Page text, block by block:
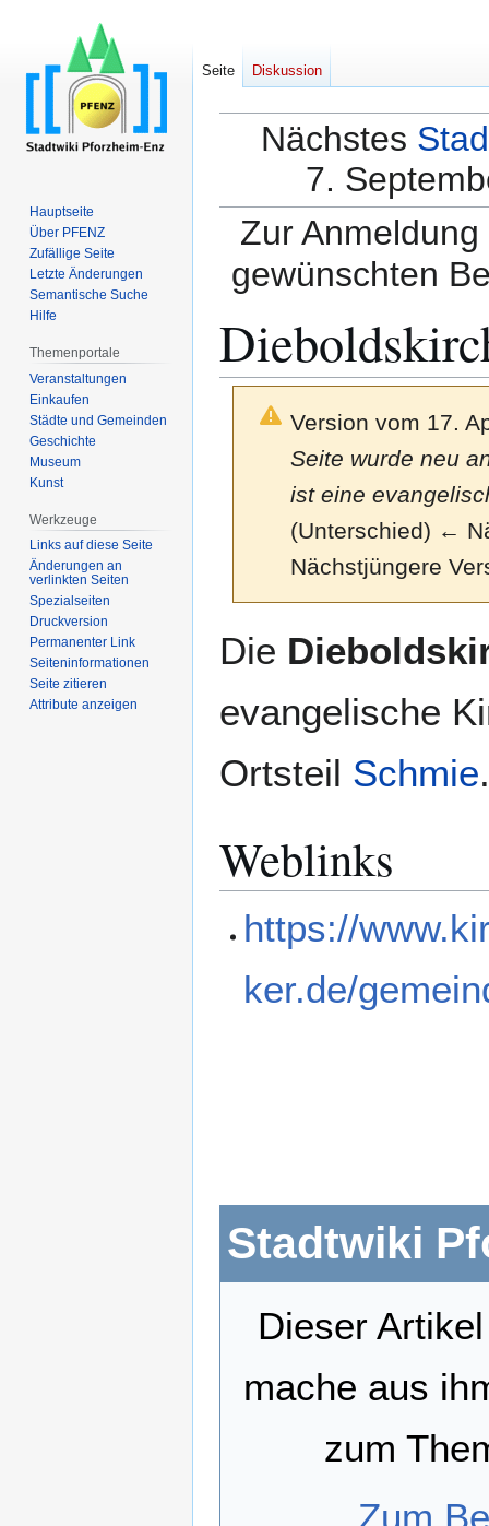
Nächstes
7.
Zur
gewünschten
Version vom 17.
Seite wurde neu
ist eine
(Unterschied) ←
Nächstjüngere
Navigation
Suche
Die
evangelische
Ortsteil Schmie.
Weblinks
https://
ker.de/
Stadtwiki
Dieser
mache aus
zum
Zum
Seite Diskussion
Hauptseite
Über PFENZ
Zufällige Seite
Letzte Änderungen
Semantische Suche
Hilfe
Themenportale
Veranstaltungen
Einkaufen
Städte und Gemeinden
Geschichte
Museum
Kunst
Werkzeuge
Links auf diese Seite
Änderungen an
verlinkten Seiten
Spezialseiten
Druckversion
Permanenter Link
Seiten­­informationen
Seite zitieren
Attribute anzeigen